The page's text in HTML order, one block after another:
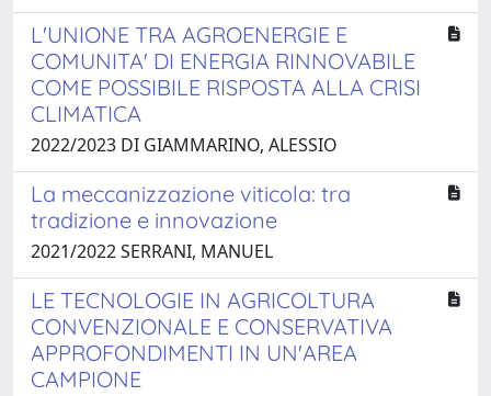
L'UNIONE TRA AGROENERGIE E
COMUNITA' DI ENERGIA RINNOVABILE
COME POSSIBILE RISPOSTA ALLA CRISI
CLIMATICA
2022/2023 DI GIAMMARINO, ALESSIO
La meccanizzazione viticola: tra
tradizione e innovazione
2021/2022 SERRANI, MANUEL
LE TECNOLOGIE IN AGRICOLTURA
CONVENZIONALE E CONSERVATIVA
APPROFONDIMENTI IN UN'AREA
CAMPIONE